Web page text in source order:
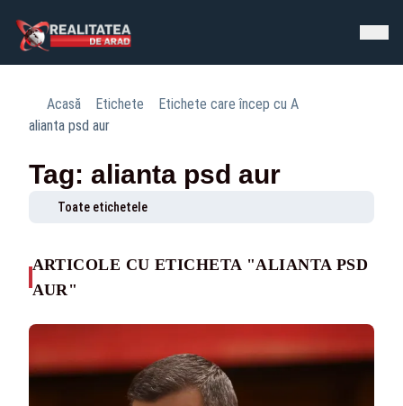
Acasă Etichete
Etichete care încep cu A
alianta psd aur
Tag: alianta psd aur
Toate etichetele
ARTICOLE CU ETICHETA "ALIANTA PSD
AUR"